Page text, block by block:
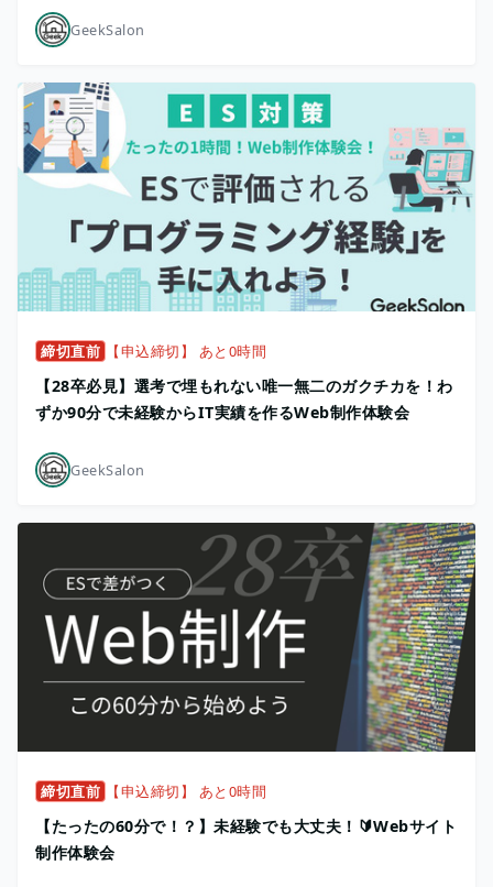
GeekSalon
締切直前 【申込締切】 あと0時間
【28卒必見】選考で埋もれない唯一無二のガクチカを！わ
ずか90分で未経験からIT実績を作るWeb制作体験会
GeekSalon
締切直前 【申込締切】 あと0時間
【たったの60分で！？】未経験でも大丈夫！🔰Webサイト
制作体験会